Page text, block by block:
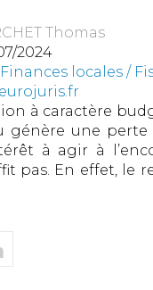
Thomas
2024
Finances locales /
à caractère
génère une perte
à agir à
pas. En effet, le